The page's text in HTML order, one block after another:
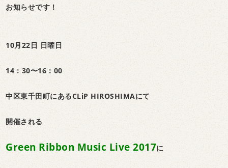
お知らせです！
10月22日 日曜日
14：30〜16：00
中区東千田町にあるCLiP HIROSHIMAにて
開催される
Green Ribbon Music Live 2017に